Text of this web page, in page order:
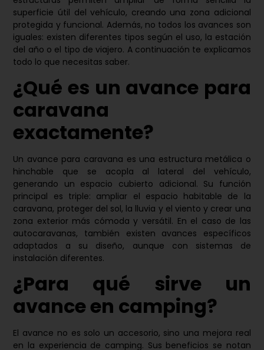
superficie útil del vehículo, creando una zona adicional
protegida y funcional. Además, no todos los avances son
iguales: existen diferentes tipos según el uso, la estación
del año o el tipo de viajero. A continuación te explicamos
todo lo que necesitas saber.
¿Qué es un avance para
caravana
exactamente?
Un avance para caravana es una estructura metálica o
hinchable que se acopla al lateral del vehículo,
generando un espacio cubierto adicional. Su función
principal es triple: ampliar el espacio habitable de la
caravana, proteger del sol, la lluvia y el viento y crear una
zona exterior más cómoda y versátil. En el caso de las
autocaravanas, también existen avances específicos
adaptados a su diseño, aunque con sistemas de
instalación diferentes.
¿Para qué sirve un
avance en camping?
El avance no es solo un accesorio, sino una mejora real
en la experiencia de camping. Sus beneficios se notan